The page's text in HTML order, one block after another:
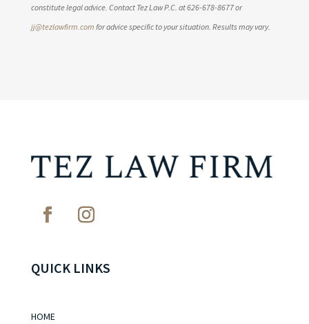
constitute legal advice. Contact Tez Law P.C. at 626-678-8677 or
jj@tezlawfirm.com for advice specific to your situation. Results may vary.
QUICK LINKS
HOME